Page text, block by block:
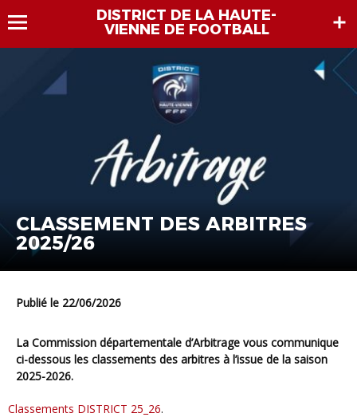
DISTRICT DE LA HAUTE-
VIENNE DE FOOTBALL
CLASSEMENT DES ARBITRES
2025/26
Publié le 22/06/2026
La Commission départementale d’Arbitrage vous communique
ci-dessous les classements des arbitres à l’issue de la saison
2025-2026.
Classements DISTRICT 25_26.